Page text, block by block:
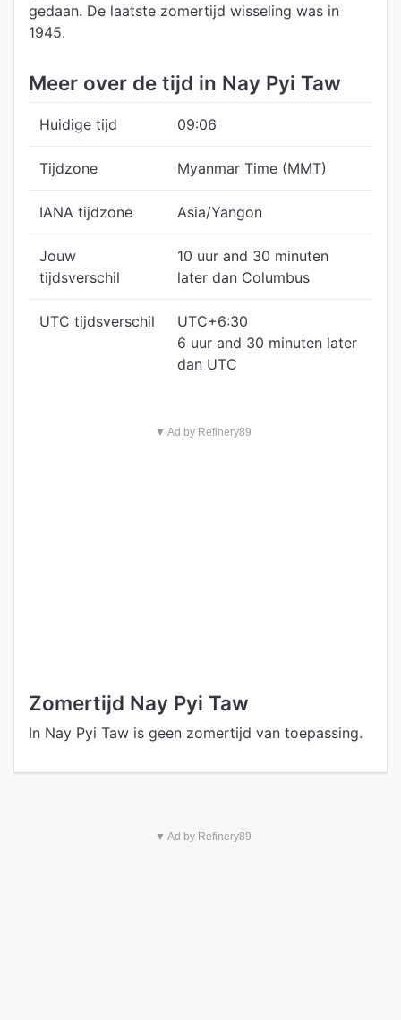
gedaan. De laatste zomertijd wisseling was in
1945.
Meer over de tijd in Nay Pyi Taw
Huidige tijd 09:06
Tijdzone Myanmar Time (MMT)
IANA tijdzone Asia/Yangon
Jouw
tijdsverschil
10 uur and 30 minuten
later dan Columbus
UTC tijdsverschil
UTC+6:30
6 uur and 30 minuten later
dan UTC
▼ Ad by Refinery89
Zomertijd Nay Pyi Taw
In Nay Pyi Taw is geen zomertijd van toepassing.
▼ Ad by Refinery89